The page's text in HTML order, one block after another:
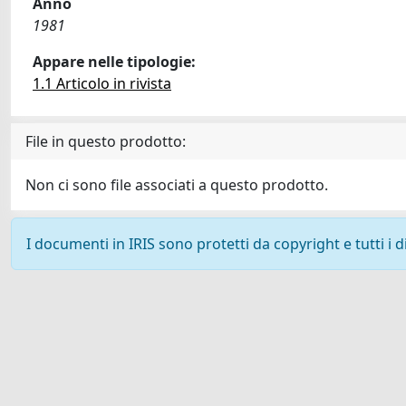
1981
Appare nelle tipologie:
1.1 Articolo in rivista
File in questo prodotto:
Non ci sono file associati a questo prodotto.
I documenti in IRIS sono protetti da copyright e tutti i